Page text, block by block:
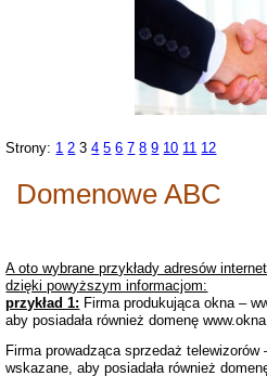
Strony: 1 2 3 4 5 6 7 8 9 10 11 12
Domenowe ABC
A oto wybrane przykłady adresów
dzięki powyższym informacjom:
przykład 1: Firma produkująca okna –
aby posiadała również domenę
Firma prowadząca sprzedaż telewizorów
wskazane, aby posiadała również